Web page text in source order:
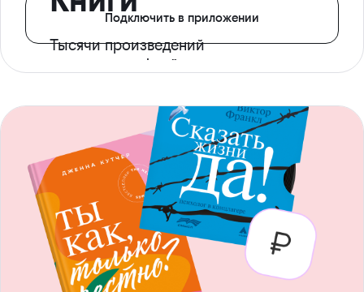
Тысячи произведений
с доступом офлайн
Подключить в приложении